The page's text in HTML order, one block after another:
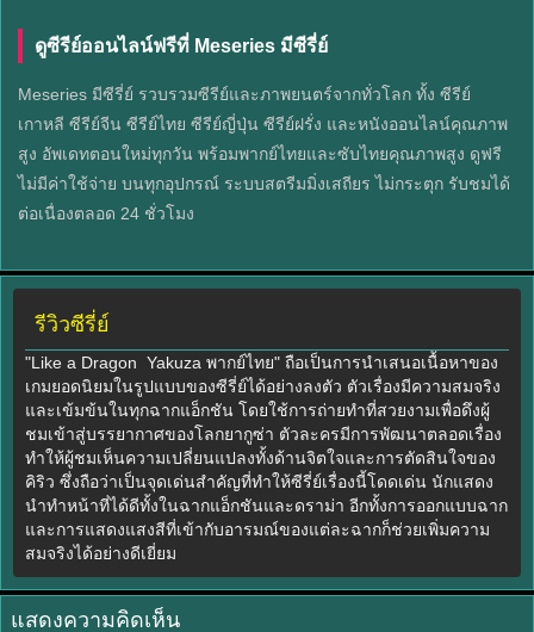
ดูซีรีย์ออนไลน์ฟรีที่ Meseries มีซีรี่ย์
Meseries มีซีรี่ย์ รวบรวมซีรีย์และภาพยนตร์จากทั่วโลก ทั้ง ซีรีย์
เกาหลี ซีรีย์จีน ซีรีย์ไทย ซีรีย์ญี่ปุ่น ซีรีย์ฝรั่ง และหนังออนไลน์คุณภาพ
สูง อัพเดทตอนใหม่ทุกวัน พร้อมพากย์ไทยและซับไทยคุณภาพสูง ดูฟรี
ไม่มีค่าใช้จ่าย บนทุกอุปกรณ์ ระบบสตรีมมิ่งเสถียร ไม่กระตุก รับชมได้
ต่อเนื่องตลอด 24 ชั่วโมง
รีวิวซีรี่ย์
"Like a Dragon Yakuza พากย์ไทย" ถือเป็นการนำเสนอเนื้อหาของ
เกมยอดนิยมในรูปแบบของซีรี่ย์ได้อย่างลงตัว ตัวเรื่องมีความสมจริง
และเข้มข้นในทุกฉากแอ็กชัน โดยใช้การถ่ายทำที่สวยงามเพื่อดึงผู้
ชมเข้าสู่บรรยากาศของโลกยากูซ่า ตัวละครมีการพัฒนาตลอดเรื่อง
ทำให้ผู้ชมเห็นความเปลี่ยนแปลงทั้งด้านจิตใจและการตัดสินใจของ
คิริว ซึ่งถือว่าเป็นจุดเด่นสำคัญที่ทำให้ซีรี่ย์เรื่องนี้โดดเด่น นักแสดง
นำทำหน้าที่ได้ดีทั้งในฉากแอ็กชันและดราม่า อีกทั้งการออกแบบฉาก
และการแสดงแสงสีที่เข้ากับอารมณ์ของแต่ละฉากก็ช่วยเพิ่มความ
สมจริงได้อย่างดีเยี่ยม
แสดงความคิดเห็น